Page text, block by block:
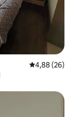
Prosječna
4,88 (26)